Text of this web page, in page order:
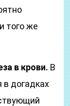
того же
в крови. В
в догадках